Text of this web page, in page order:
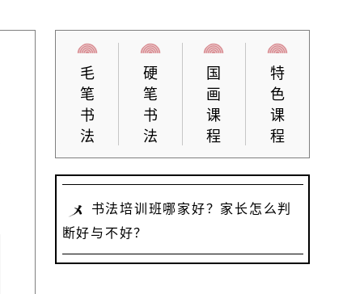
毛
笔
书
法
硬
笔
书
法
国
画
课
程
特
色
课
程
书法培训班哪家好？家长怎么判
断好与不好？